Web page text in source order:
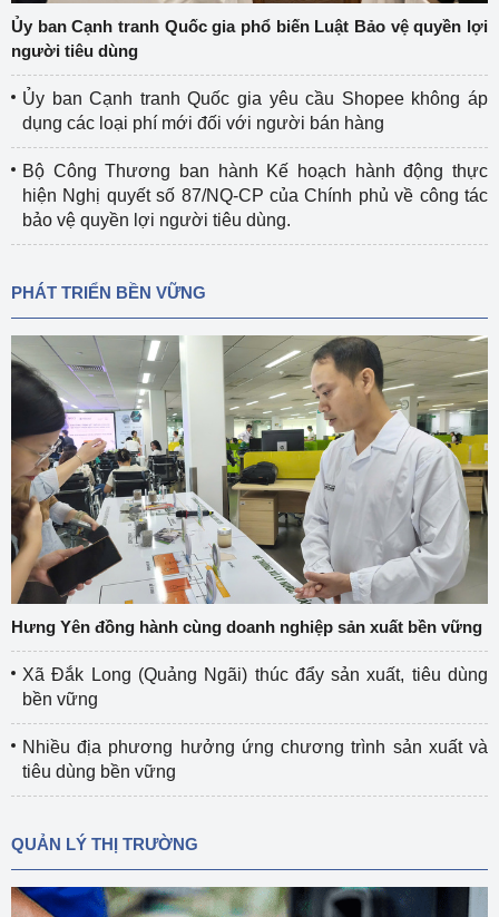
Ủy ban Cạnh tranh Quốc gia phổ biến Luật Bảo vệ quyền lợi
người tiêu dùng
Ủy ban Cạnh tranh Quốc gia yêu cầu Shopee không áp
dụng các loại phí mới đối với người bán hàng
Bộ Công Thương ban hành Kế hoạch hành động thực
hiện Nghị quyết số 87/NQ-CP của Chính phủ về công tác
bảo vệ quyền lợi người tiêu dùng.
PHÁT TRIỂN BỀN VỮNG
Hưng Yên đồng hành cùng doanh nghiệp sản xuất bền vững
Xã Đắk Long (Quảng Ngãi) thúc đẩy sản xuất, tiêu dùng
bền vững
Nhiều địa phương hưởng ứng chương trình sản xuất và
tiêu dùng bền vững
QUẢN LÝ THỊ TRƯỜNG